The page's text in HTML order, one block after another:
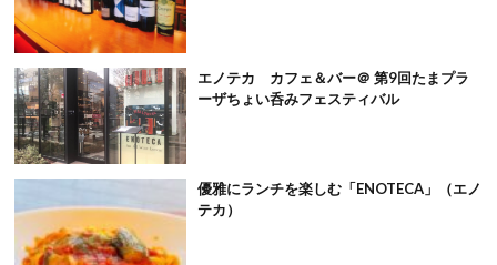
エノテカ カフェ＆バー＠ 第9回たまプラ
ーザちょい呑みフェスティバル
優雅にランチを楽しむ「ENOTECA」（エノ
テカ）